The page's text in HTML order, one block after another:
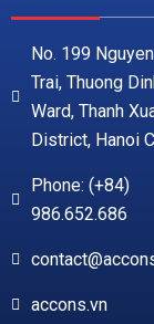
No. 199 Nguyen
Trai, Thuong
Ward, Thanh
District, Hanoi
Phone: (+84)
986.652.686
accons.vn